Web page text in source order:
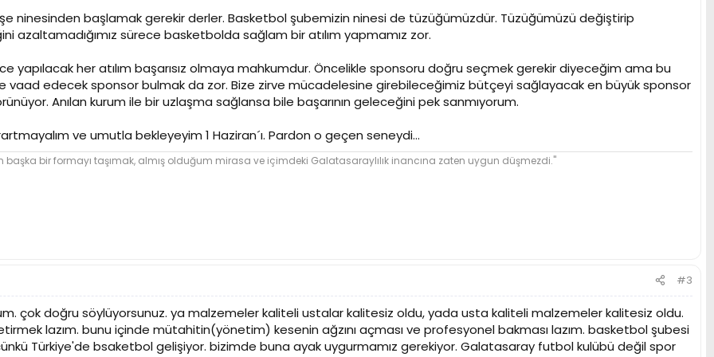
ninesinden başlamak gerekir derler. Basketbol şubemizin ninesi de tüzüğümüzdür. Tüzüğümüzü değiştirip
azaltamadığımız sürece basketbolda sağlam bir atılım yapmamız zor.
yapılacak her atılım başarısız olmaya mahkumdur. Öncelikle sponsoru doğru seçmek gerekir diyeceğim ama bu
edecek sponsor bulmak da zor. Bize zirve mücadelesine girebileceğimiz bütçeyi sağlayacak en büyük sponsor
Anılan kurum ile bir uzlaşma sağlansa bile başarının geleceğini pek sanmıyorum.
ve umutla bekleyeyim 1 Haziran´ı. Pardon o geçen seneydi...
bir formayı taşımak, almış olduğum mirasa ve içimdeki Galatasaraylılık inancına zaten uygun düşmezdi."
#3
çok doğru söylüyorsunuz. ya malzemeler kaliteli ustalar kalitesiz oldu, yada usta kaliteli malzemeler kalitesiz oldu.
lazım. bunu içinde mütahitin(yönetim) kesenin ağzını açması ve profesyonel bakması lazım. basketbol şubesi
Türkiye'de bsaketbol gelişiyor. bizimde buna ayak uygurmamız gerekiyor. Galatasaray futbol kulübü değil spor